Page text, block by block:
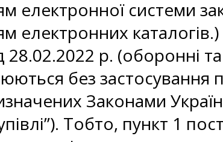
електронної системи
електронних
р. (оборонні та
без
Законами
Тобто, пункт 1